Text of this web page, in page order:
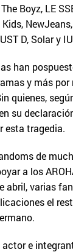
Boyz, LE
D, Solar y
han
y más
quienes,
su
esta tragedia.
de
a los
abril, varias
el
e